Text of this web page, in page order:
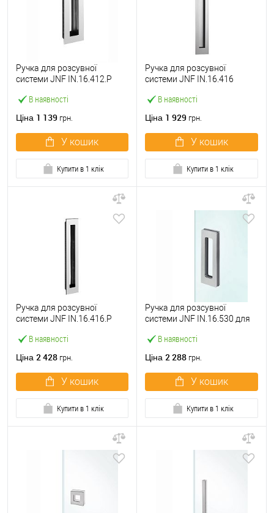
В наявності
Ручка для розсувної
системи JNF IN.16.412.P
сталь
Ціна 1 139 грн.
У кошик
Купити в 1 клік
В наявності
Ручка для розсувної
системи JNF IN.16.416
Ціна 1 929 грн.
У кошик
Купити в 1 клік
В наявності
Ручка для розсувної
системи JNF IN.16.416.P
сталь
Ціна 2 428 грн.
У кошик
Купити в 1 клік
В наявності
Ручка для розсувної
системи JNF IN.16.530 для
Ціна 2 288 грн.
У кошик
Купити в 1 клік